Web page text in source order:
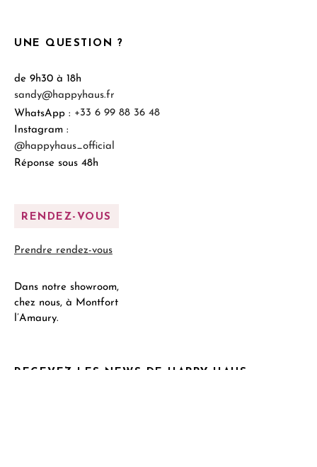
RECEVEZ LES NEWS DE HAPPY HAUS
UNE QUESTION ?
de 9h30 à 18h
sandy@happyhaus.fr
WhatsApp : +33 6 99 88 36 48
Instagram :
@happyhaus_official
Réponse sous 48h
RENDEZ-VOUS
Prendre rendez-vous
Dans notre showroom,
chez nous, à Montfort
l’Amaury.